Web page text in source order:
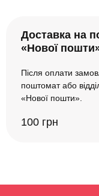
Доставка на
«Нової
Після оплати
поштомат або
«Нової пошти».
100 грн